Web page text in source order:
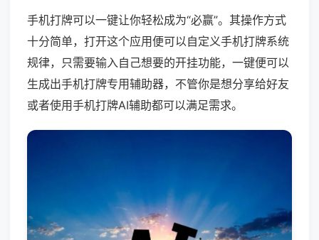
手机打牌可以一键让你轻松成为“必赢”。其操作方式
十分简单，打开这个应用便可以自定义手机打牌系统
规律，只需要输入自己想要的开挂功能，一键便可以
生成出手机打牌专用辅助器，不管你是想分享给好友
或者使用手机打牌AI辅助都可以满足需求。